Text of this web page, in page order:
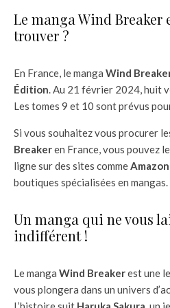
Le manga Wind Breaker
trouver ?
En France, le manga Wind
Édition. Au 21 février 2024, huit
Les tomes 9 et 10 sont prévus
Si vous souhaitez vous procurer
Breakeren France, vous pouvez
ligne sur des sites commeAmazon
boutiques spécialisées en mangas.
Un manga qui ne vous
indifférent !
Le manga Wind Breakerest une
vous plongera dans un univers